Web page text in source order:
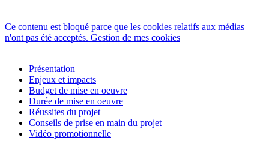
Ce contenu est bloqué parce que les cookies relatifs aux médias
n'ont pas été acceptés. Gestion de mes cookies
Présentation
Enjeux et impacts
Budget de mise en oeuvre
Durée de mise en oeuvre
Réussites du projet
Conseils de prise en main du projet
Vidéo promotionnelle